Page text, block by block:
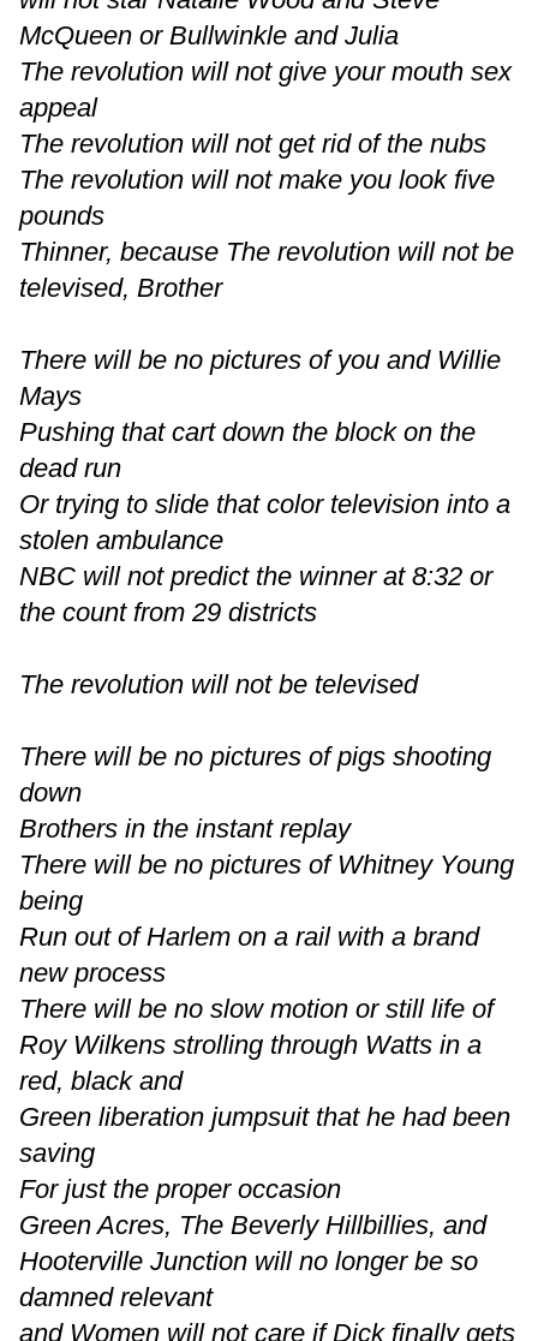
McQueen or Bullwinkle and Julia
The revolution will not give your mouth sex
appeal
The revolution will not get rid of the nubs
The revolution will not make you look five
pounds
Thinner, because The revolution will not be
televised, Brother
There will be no pictures of you and Willie
Mays
Pushing that cart down the block on the
dead run
Or trying to slide that color television into a
stolen ambulance
NBC will not predict the winner at 8:32 or
the count from 29 districts
The revolution will not be televised
There will be no pictures of pigs shooting
down
Brothers in the instant replay
There will be no pictures of Whitney Young
being
Run out of Harlem on a rail with a brand
new process
There will be no slow motion or still life of
Roy Wilkens strolling through Watts in a
red, black and
Green liberation jumpsuit that he had been
saving
For just the proper occasion
Green Acres, The Beverly Hillbillies, and
Hooterville Junction will no longer be so
damned relevant
and Women will not care if Dick finally gets